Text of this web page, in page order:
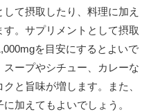
て摂取したり、料理に加え
。サプリメントとして摂取
を目安にするとよいで
ープやシチュー、カレーな
と旨味が増します。また、
加えてもよいでしょう。